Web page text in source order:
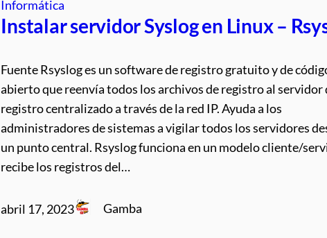
Informática
Instalar servidor Syslog en Linux –
Fuente Rsyslog es un software de registro gratuito y de
abierto que reenvía todos los archivos de registro al servidor
registro centralizado a través de la red IP. Ayuda a los
administradores de sistemas a vigilar todos los servidores
un punto central. Rsyslog funciona en un modelo cliente/
recibe los registros del…
abril 17, 2023 Gamba